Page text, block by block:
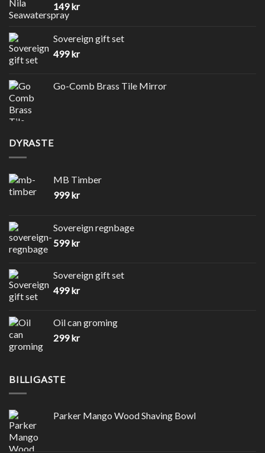
149kr
Sovereign gift set
499kr
Go-Comb Brass Tile Mirror
DYRASTE
MB Timber
999kr
Sovereign regnbage
599kr
Sovereign gift set
499kr
Oil can groming
299kr
BILLIGASTE
Parker Mango Wood Shaving Bowl